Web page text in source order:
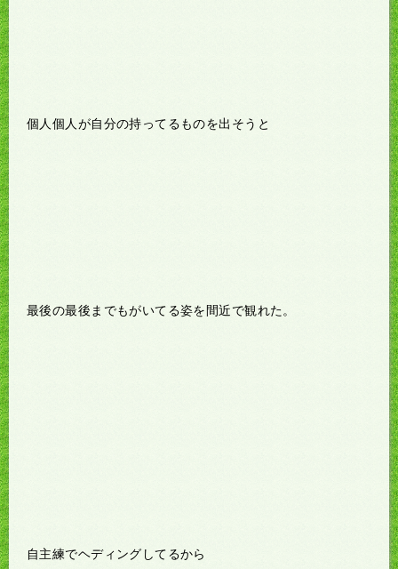
個人個人が自分の持ってるものを出そうと
最後の最後までもがいてる姿を間近で観れた。
自主練でヘディングしてるから